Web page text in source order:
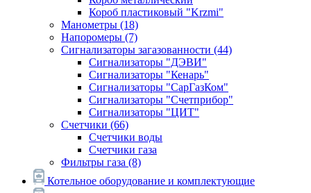
Короб пластиковый "Krzmi"
Манометры (18)
Напоромеры (7)
Сигнализаторы загазованности (44)
Сигнализаторы "ДЭВИ"
Сигнализаторы "Кенарь"
Сигнализаторы "СарГазКом"
Сигнализаторы "Счетприбор"
Сигнализаторы "ЦИТ"
Счетчики (66)
Счетчики воды
Счетчики газа
Фильтры газа (8)
Котельное оборудование и комплектующие